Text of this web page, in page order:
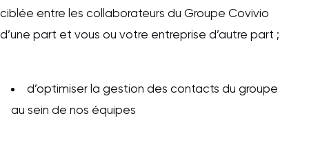
ciblée entre les collaborateurs du Groupe Covivio
d’une part et vous ou votre entreprise d’autre part ;
d’optimiser la gestion des contacts du groupe
au sein de nos équipes